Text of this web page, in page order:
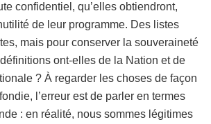
confidentiel, qu’elles obtiendront,
de leur programme. Des listes
mais pour conserver la souveraineté
ont-elles de la Nation et de
? À regarder les choses de façon
l’erreur est de parler en termes
: en réalité, nous sommes légitimes